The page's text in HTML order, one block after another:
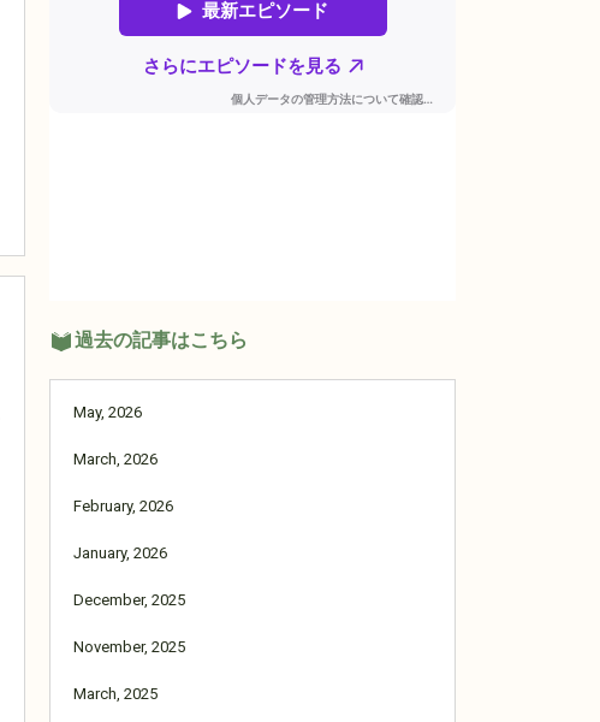
過去の記事はこちら
May, 2026
March, 2026
February, 2026
January, 2026
December, 2025
November, 2025
March, 2025